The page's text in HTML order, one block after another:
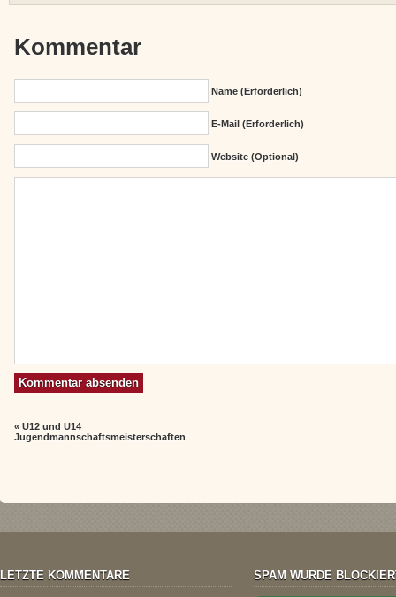
Kommentar
Name (erforderlich)
E-Mail (erforderlich)
Website (Optional)
«U12 und U14
Jugendmannschaftsmeisterschaften
LETZTE KOMMENTARE SPAM WURDE